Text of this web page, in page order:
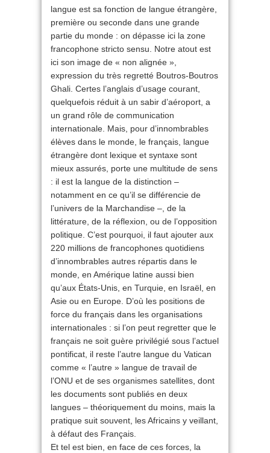
langue est sa fonction de langue étrangère,
première ou seconde dans une grande
partie du monde : on dépasse ici la zone
francophone stricto sensu. Notre atout est
ici son image de « non alignée »,
expression du très regretté Boutros-Boutros
Ghali. Certes l’anglais d’usage courant,
quelquefois réduit à un sabir d’aéroport, a
un grand rôle de communication
internationale. Mais, pour d’innombrables
élèves dans le monde, le français, langue
étrangère dont lexique et syntaxe sont
mieux assurés, porte une multitude de sens
: il est la langue de la distinction –
notamment en ce qu’il se différencie de
l’univers de la Marchandise –, de la
littérature, de la réflexion, ou de l’opposition
politique. C’est pourquoi, il faut ajouter aux
220 millions de francophones quotidiens
d’innombrables autres répartis dans le
monde, en Amérique latine aussi bien
qu’aux États-Unis, en Turquie, en Israël, en
Asie ou en Europe. D’où les positions de
force du français dans les organisations
internationales : si l’on peut regretter que le
français ne soit guère privilégié sous l’actuel
pontificat, il reste l’autre langue du Vatican
comme « l’autre » langue de travail de
l’ONU et de ses organismes satellites, dont
les documents sont publiés en deux
langues – théoriquement du moins, mais la
pratique suit souvent, les Africains y veillant,
à défaut des Français.
Et tel est bien, en face de ces forces, la